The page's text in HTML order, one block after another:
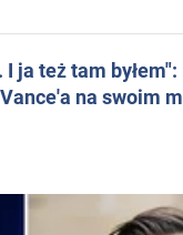
ja też tam
na swoim